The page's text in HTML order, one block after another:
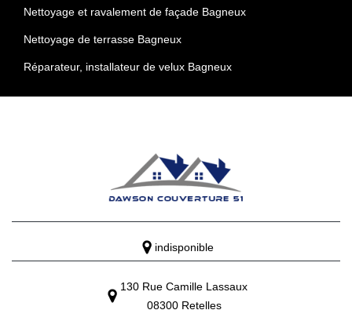
Nettoyage et ravalement de façade Bagneux
Nettoyage de terrasse Bagneux
Réparateur, installateur de velux Bagneux
indisponible
130 Rue Camille Lassaux
08300 Retelles